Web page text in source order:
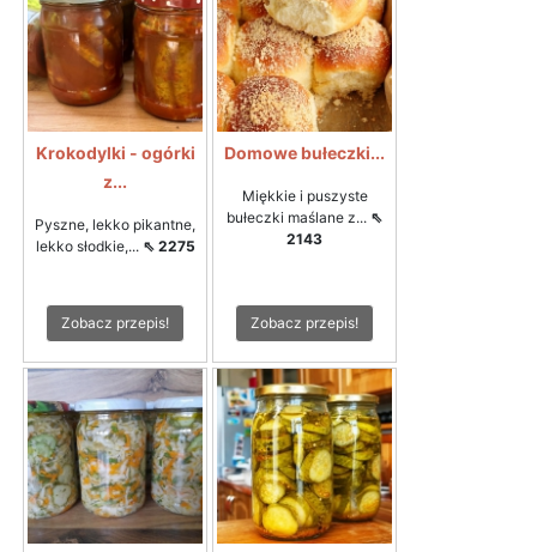
Krokodylki - ogórki
z...
Pyszne, lekko pikantne,
lekko słodkie,... ⇖ 2275
Zobacz przepis!
Domowe bułeczki...
Miękkie i puszyste
bułeczki maślane z... ⇖
2143
Zobacz przepis!